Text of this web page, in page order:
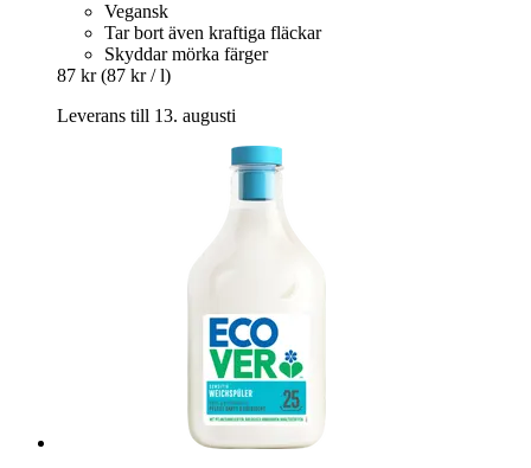
Vegansk
Tar bort även kraftiga fläckar
Skyddar mörka färger
87 kr (87 kr / l)
Leverans till 13. augusti